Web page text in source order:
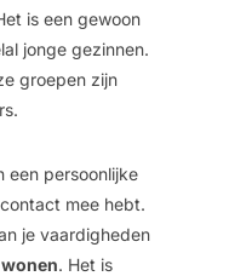
is een gewoon
jonge gezinnen.
groepen zijn
een persoonlijke
mee hebt.
je vaardigheden
. Het is